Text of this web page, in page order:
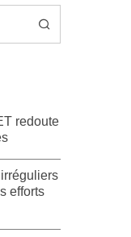
redoute
efforts